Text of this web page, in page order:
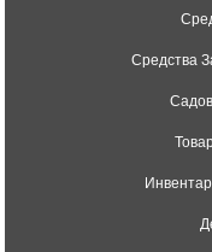
Средства